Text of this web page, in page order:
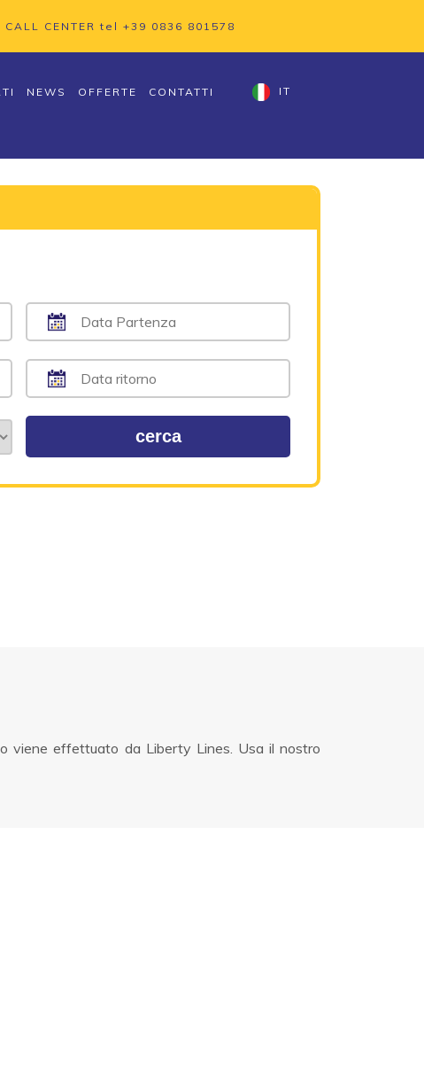
CALL CENTER tel +39 0836 801578
NEWS OFFERTE CONTATTI IT
cerca
viene effettuato da Liberty Lines. Usa il nostro